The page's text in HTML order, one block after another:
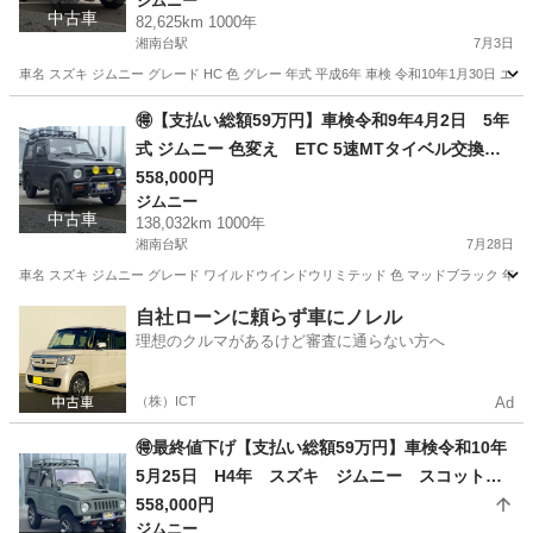
中古車
82,625km 1000年
湘南台駅 7月3日
車名 スズキ ジムニー グレード HC 色 グレー 年式 平成6年 車検 令和10年1月30日 エ
湘南台駅 ジムニー 車両
中古車
🉐【支払い総額59万円】車検令和9年4月2日 5年
式 ジムニー 色変え ETC 5速MTタイベル交換済
み調子良好 修復歴無し 4WD 乗って帰れる！
558,000円
ジムニー
138,032km 1000年
湘南台駅 7月28日
車名 スズキ ジムニー グレード ワイルドウインドウリミテッド 色 マッドブラック 年
湘南台駅 ジムニー 車両
自社ローンに頼らず車にノレル
理想のクルマがあるけど審査に通らない方へ
（株）ICT Ad
🉐最終値下げ【支払い総額59万円】車検令和10年
5月25日 H4年 スズキ ジムニー スコットリ
ミテッド 4WD リフトアップ ワークライト
558,000円
ジムニー